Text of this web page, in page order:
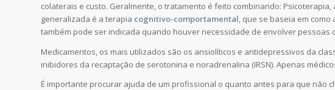
colaterais e custo. Geralmente, o tratamento é feito combinando:
generalizada é a terapia cognitivo-comportamental, que se baseia em
também pode ser indicada quando houver necessidade de envolver pessoas
Medicamentos, os mais utilizados são os ansiolíticos e antidepressivos da
inibidores da recaptação de serotonina e noradrenalina (IRSN). Apenas
É importante procurar ajuda de um profissional o quanto antes para que não